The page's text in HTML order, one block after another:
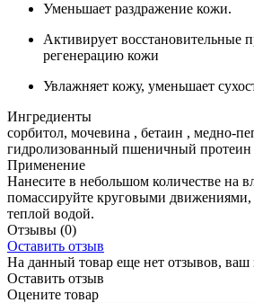
Уменьшает раздражение кожи.
Активирует восстановительные
регенерацию кожи
Увлажняет кожу, уменьшает
Ингредиенты
сорбитол, мочевина , бетаин , медно-
гидролизованный пшеничный протеин
Применение
Нанесите в небольшом количестве на
помассируйте круговыми движениями,
теплой водой.
Отзывы (0)
Оставить отзыв
На данный товар еще нет отзывов, ваш
Оставить отзыв
Оцените товар